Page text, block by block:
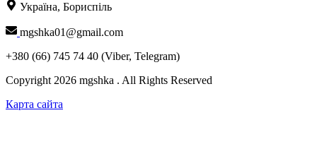
Україна, Бориспіль
mgshka01@gmail.com
+380 (66) 745 74 40 (Viber, Telegram)
Copyright 2026 mgshka . All Rights Reserved
Карта сайта